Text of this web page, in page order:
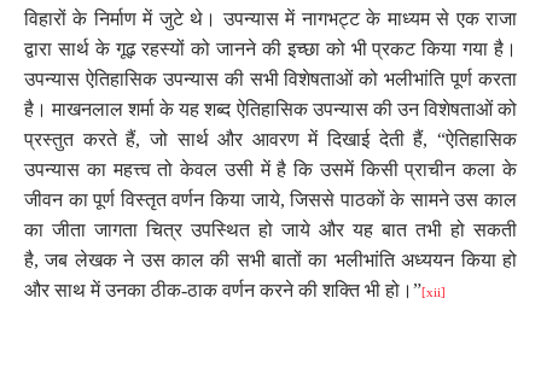
विहारों के निर्माण में जुटे थे। उपन्यास में नागभट्ट के माध्यम से एक राजा
द्वारा सार्थ के गूढ़ रहस्यों को जानने की इच्छा को भी प्रकट किया गया है।
उपन्यास ऐतिहासिक उपन्यास की सभी विशेषताओं को भलीभांति पूर्ण करता
है। माखनलाल शर्मा के यह शब्द ऐतिहासिक उपन्यास की उन विशेषताओं को
प्रस्तुत करते हैं,जो सार्थ और आवरण में दिखाई देती हैं,“ऐतिहासिक
उपन्यास का महत्त्व तो केवल उसी में है कि उसमें किसी प्राचीन कला के
जीवन का पूर्ण विस्तृत वर्णन किया जाये,जिससे पाठकों के सामने उस काल
का जीता जागता चित्र उपस्थित हो जाये और यह बात तभी हो सकती
है,जब लेखक ने उस काल की सभी बातों का भलीभांति अध्ययन किया हो
और साथ में उनका ठीक-ठाक वर्णन करने की शक्ति भी हो।”[xii]